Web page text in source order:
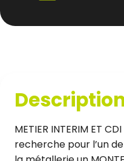
METIER INTERIM ET
recherche pour l’un